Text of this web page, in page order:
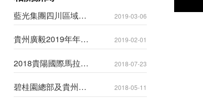
藍光集團四川區域領
導來貴州廣毅公司進
2019-03-06
貴州廣毅2019年年會
圓滿結束！
2019-02-01
2018貴陽國際馬拉松
賽圓滿落幕，我司所
賽
2018-07-23
碧桂園總部及貴州公
司領導專家一行來我
2018-05-11